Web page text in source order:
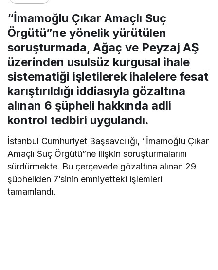
“İmamoğlu Çıkar Amaçlı Suç
Örgütü”ne yönelik yürütülen
soruşturmada, Ağaç ve Peyzaj AŞ
üzerinden usulsüz kurgusal ihale
sistematiği işletilerek ihalelere fesat
karıştırıldığı iddiasıyla gözaltına
alınan 6 şüpheli hakkında adli
kontrol tedbiri uygulandı.
İstanbul Cumhuriyet Başsavcılığı, “İmamoğlu Çıkar
Amaçlı Suç Örgütü”ne ilişkin soruşturmalarını
sürdürmekte. Bu çerçevede gözaltına alınan 29
şüpheliden 7’sinin emniyetteki işlemleri
tamamlandı.